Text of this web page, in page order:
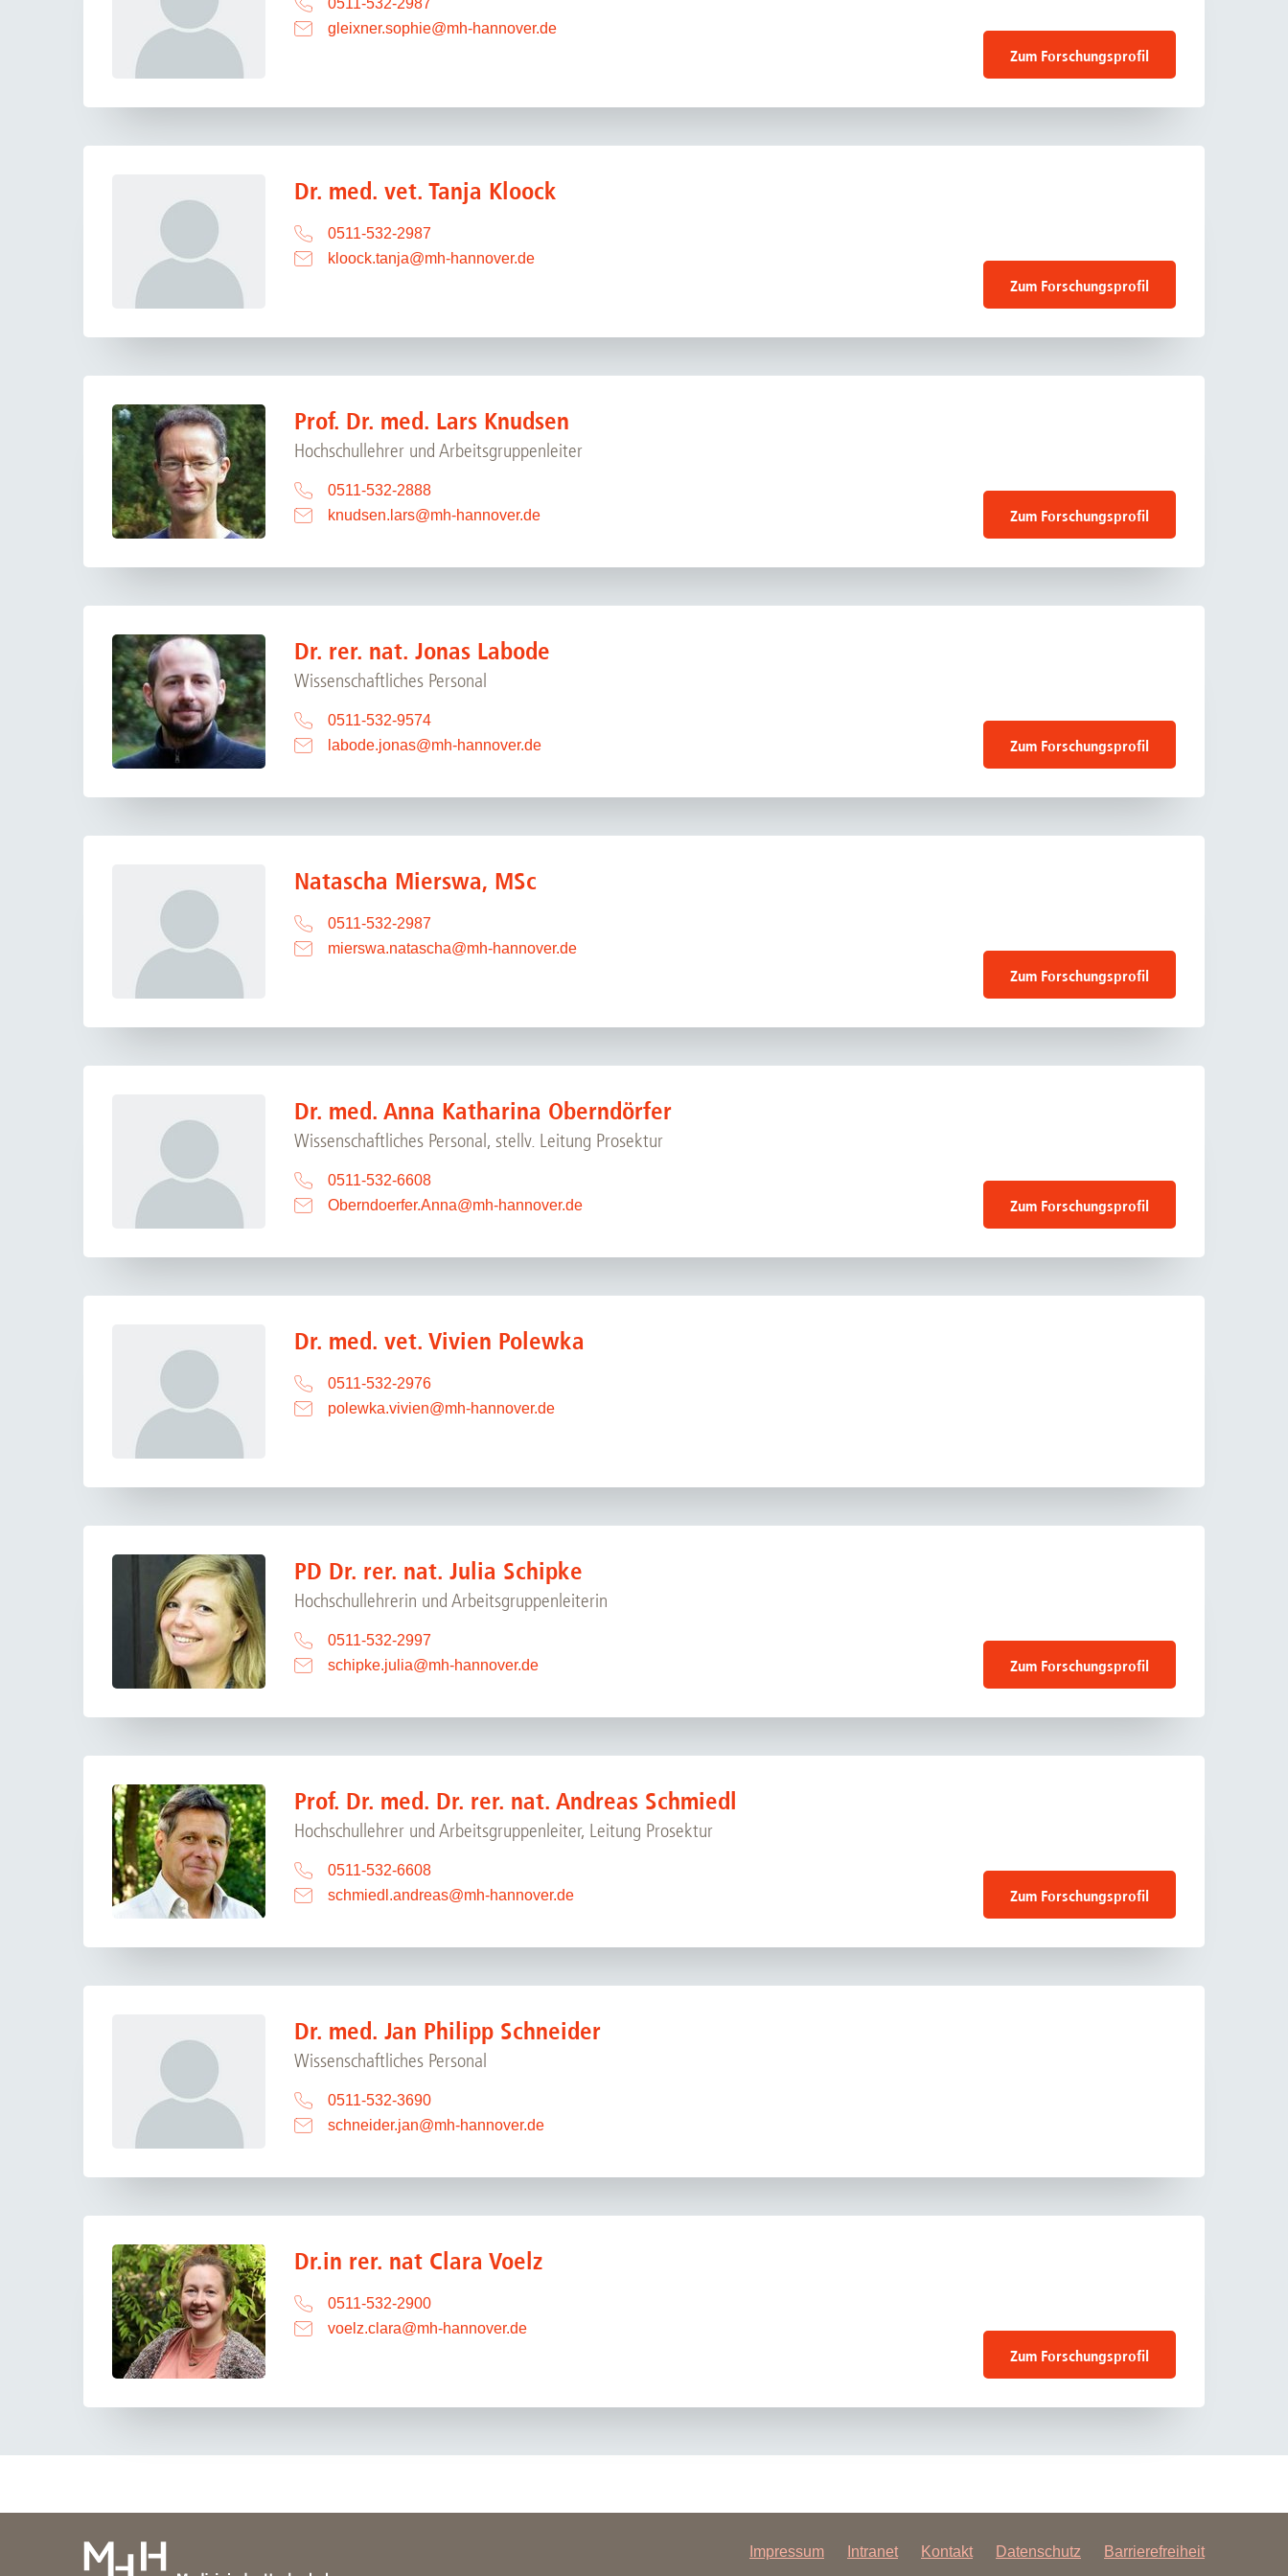
Zentrale Forschungseinrichtung Elektronenmikroskopie
Akademische Karriereentwicklung
Ansprechpersonen
Forschungsinformationssystem
Gute wissenschaftliche Praxis
Ombudswesen und Ombudsperson
Forschung - Wissen - Translation - Transfer
Partner:innen & Netzwerke
Für Lebenswissenschaftler:innen
0511-532-2987
gleixner.sophie@mh-hannover.de
Zum Forschungsprofil
Dr. med. vet. Tanja Kloock
0511-532-2987
kloock.tanja@mh-hannover.de
Zum Forschungsprofil
Prof. Dr. med. Lars Knudsen
Hochschullehrer und Arbeitsgruppenleiter
0511-532-2888
knudsen.lars@mh-hannover.de Zum Forschungsprofil
Dr. rer. nat. Jonas Labode
Wissenschaftliches Personal
0511-532-9574
labode.jonas@mh-hannover.de Zum Forschungsprofil
Natascha Mierswa, MSc
0511-532-2987
mierswa.natascha@mh-hannover.de
Zum Forschungsprofil
Dr. med. Anna Katharina Oberndörfer
Wissenschaftliches Personal, stellv. Leitung Prosektur
0511-532-6608
Oberndoerfer.Anna@mh-hannover.de Zum Forschungsprofil
Dr. med. vet. Vivien Polewka
0511-532-2976
polewka.vivien@mh-hannover.de
PD Dr. rer. nat. Julia Schipke
Hochschullehrerin und Arbeitsgruppenleiterin
0511-532-2997
schipke.julia@mh-hannover.de Zum Forschungsprofil
Prof. Dr. med. Dr. rer. nat. Andreas Schmiedl
Hochschullehrer und Arbeitsgruppenleiter, Leitung Prosektur
0511-532-6608
schmiedl.andreas@mh-hannover.de Zum Forschungsprofil
Dr. med. Jan Philipp Schneider
Wissenschaftliches Personal
0511-532-3690
schneider.jan@mh-hannover.de
Dr.in rer. nat Clara Voelz
0511-532-2900
voelz.clara@mh-hannover.de
Zum Forschungsprofil
Impressum Intranet Kontakt Datenschutz Barrierefreiheit